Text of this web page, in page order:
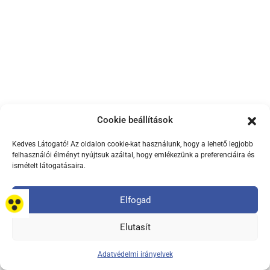
Cookie beállítások
Kedves Látogató! Az oldalon cookie-kat használunk, hogy a lehető legjobb
felhasználói élményt nyújtsuk azáltal, hogy emlékezünk a preferenciáira és
ismételt látogatásaira.
Elfogad
Elutasít
Adatvédelmi irányelvek
Minden jog fenntartva. Kopp Mária Intézet Copyright © 2026. All